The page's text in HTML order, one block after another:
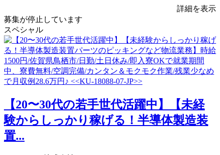
詳細を表示
募集が停止しています
スペシャル
【20〜30代の若手世代活躍中】【未経
験からしっかり稼げる！半導体製造装
置...